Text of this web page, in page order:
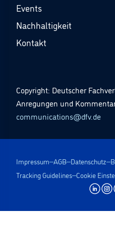
Events
Nachhaltigkeit
Kontakt
Copyright: Deutscher
Anregungen und
communications@dfv.de
Impressum AGB Datenschutz
Tracking Guidelines Cookie